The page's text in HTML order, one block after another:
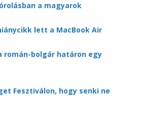
a magyarok
lett a MacBook Air
román-bolgár határon egy
Fesztiválon, hogy senki ne